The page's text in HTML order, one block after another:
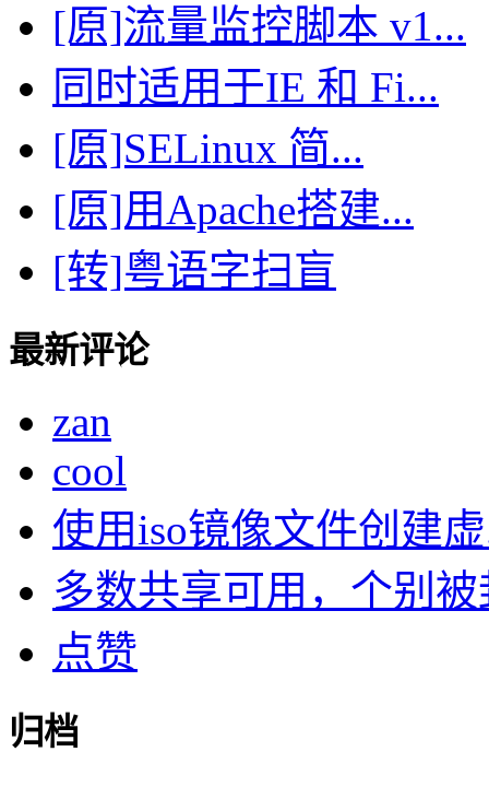
[原]流量监控脚本 v1...
同时适用于IE 和 Fi...
[原]SELinux 简...
[原]用Apache搭建...
[转]粤语字扫盲
最新评论
zan
cool
使用iso镜像文件创建
多数共享可用，个别被
点赞
归档